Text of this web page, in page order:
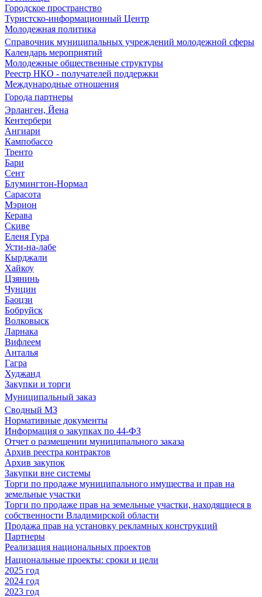
Городское пространство
Туристско-информационный Центр
Молодежная политика
Справочник муниципальных учреждений молодежной сферы
Календарь мероприятий
Молодежные общественные структуры
Реестр НКО - получателей поддержки
Международные отношения
Города партнеры
Эрланген, Йена
Кентербери
Ангиари
Кампобассо
Тренто
Бари
Сент
Блумингтон-Нормал
Сарасота
Мэрион
Керава
Скиве
Еленя Гура
Усти-на-лабе
Кырджали
Хайкоу
Цзянинь
Чунцин
Баоцзи
Бобруйск
Волковыск
Ларнака
Вифлеем
Анталья
Гагра
Худжанд
Закупки и торги
Муниципальный заказ
Сводный МЗ
Нормативные документы
Информация о закупках по 44-ФЗ
Отчет о размещении муниципального заказа
Архив реестра контрактов
Архив закупок
Закупки вне системы
Торги по продаже муниципального имущества и прав на
земельные участки
Торги по продаже прав на земельные участки, находящиеся в
собственности Владимирской области
Продажа прав на установку рекламных конструкций
Партнеры
Реализация национальных проектов
Национальные проекты: сроки и цели
2025 год
2024 год
2023 год